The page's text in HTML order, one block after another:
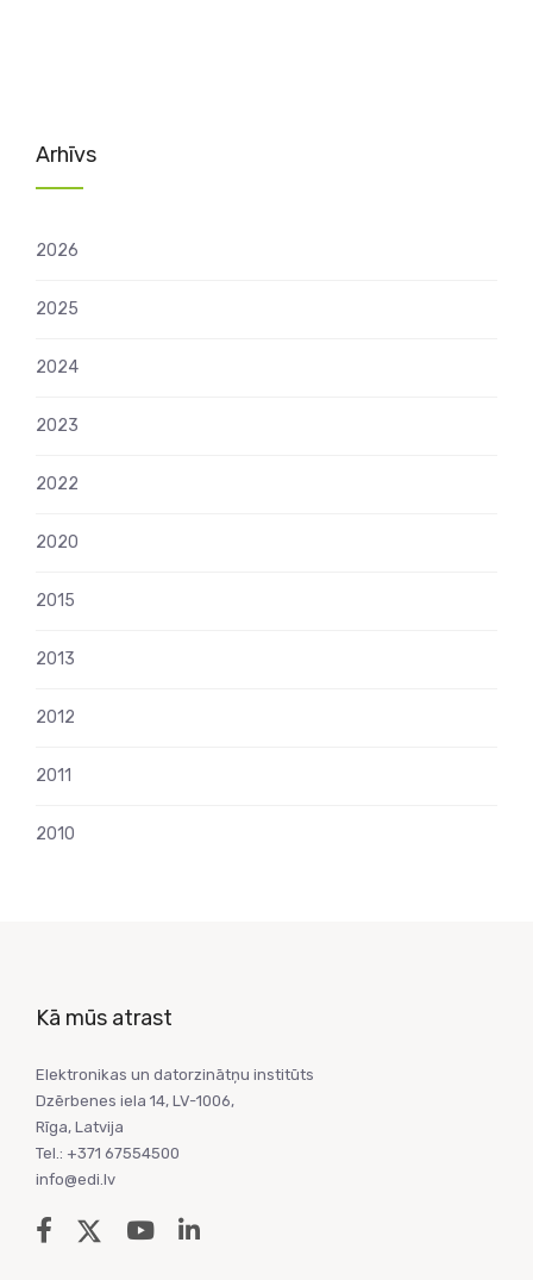
Arhīvs
2026
2025
2024
2023
2022
2020
2015
2013
2012
2011
2010
Kā mūs atrast
Elektronikas un datorzinātņu institūts
Dzērbenes iela 14, LV-1006,
Rīga, Latvija
Tel.: +371 67554500
info@edi.lv